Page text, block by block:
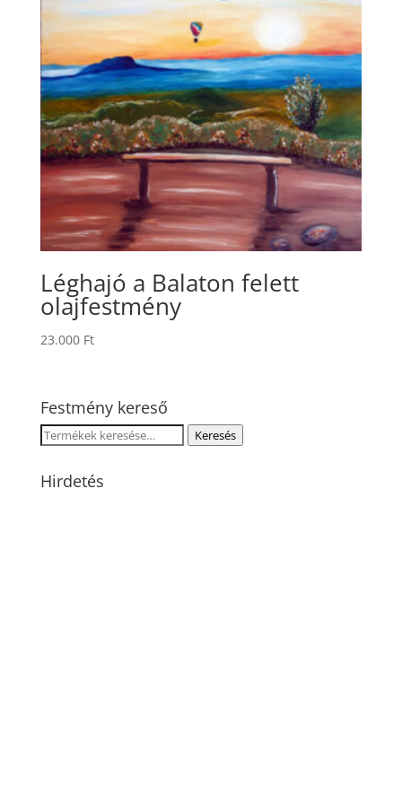
Léghajó a Balaton felett
olajfestmény
23.000 Ft
Festmény kereső
Keresés
következőre:
Keresés
Hirdetés